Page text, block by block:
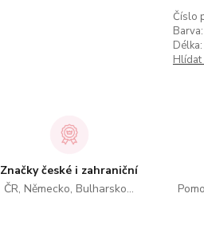
Číslo
Barva:
Délka:
Hlídat
Značky české i zahraniční
ČR, Německo, Bulharsko...